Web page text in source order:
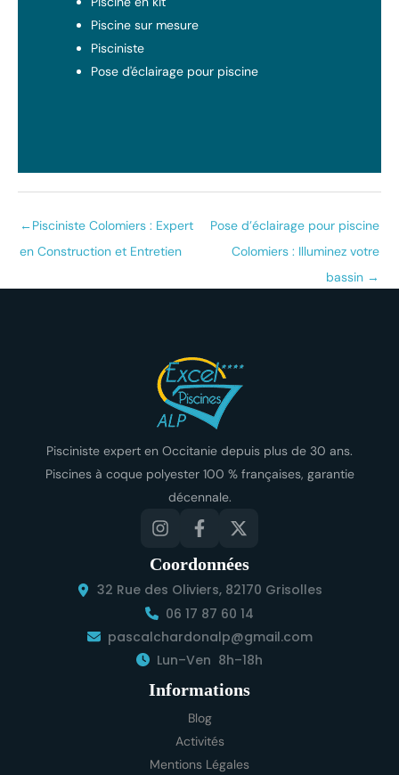
Piscine sur mesure
Pisciniste
Pose d'éclairage pour piscine
←Pisciniste Colomiers : Expert
en Construction et Entretien
Pose d’éclairage pour piscine
Colomiers : Illuminez votre
bassin →
Pisciniste expert en Occitanie depuis plus de 30 ans.
Piscines à coque polyester 100 % françaises, garantie
décennale.
Coordonnées
32 Rue des Oliviers, 82170 Grisolles
06 17 87 60 14
pascalchardonalp@gmail.com
Lun–Ven 8h–18h
Informations
Blog
Activités
Mentions Légales